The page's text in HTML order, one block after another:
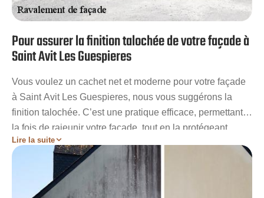
Pour assurer la finition talochée de votre façade à
Saint Avit Les Guespieres
Vous voulez un cachet net et moderne pour votre façade
à Saint Avit Les Guespieres, nous vous suggérons la
finition talochée. C’est une pratique efficace, permettant à
la fois de rajeunir votre façade, tout en la protégeant
longtemps. Notre entreprise de ravaleur à Saint Avit Les
Guespieres connait parfaitement toutes les méthodes
utilisées pour l’enduit taloché de votre façade. Nos
plusieurs années d’expérience dans ce domaine ont pu
Lire la suite